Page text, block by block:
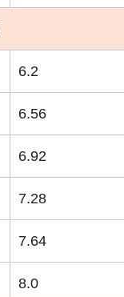
6.2
6.56
6.92
7.28
7.64
8.0